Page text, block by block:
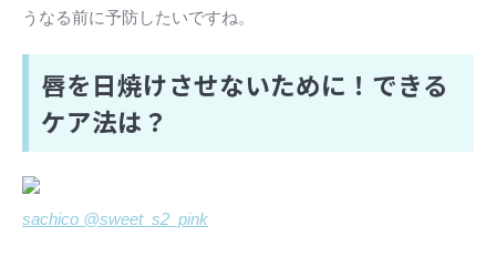
うなる前に予防したいですね。
唇を日焼けさせないために！できる
ケア法は？
sachico @sweet_s2_pink